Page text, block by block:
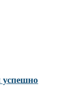
успешно